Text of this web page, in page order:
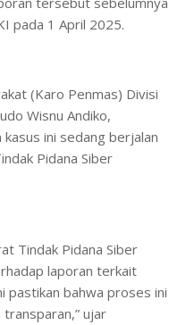
pada 1 April 2025.
(Karo Penmas) Divisi
Wisnu Andiko,
ini sedang berjalan
Pidana Siber
Tindak Pidana Siber
laporan terkait
pastikan bahwa proses ini
ujar